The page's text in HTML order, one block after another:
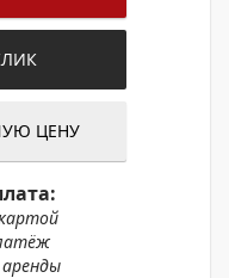
ЦЕНУ
аренды